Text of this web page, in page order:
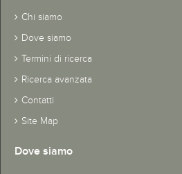
Chi siamo
Dove siamo
Termini di ricerca
Ricerca avanzata
Contatti
Site Map
Dove siamo